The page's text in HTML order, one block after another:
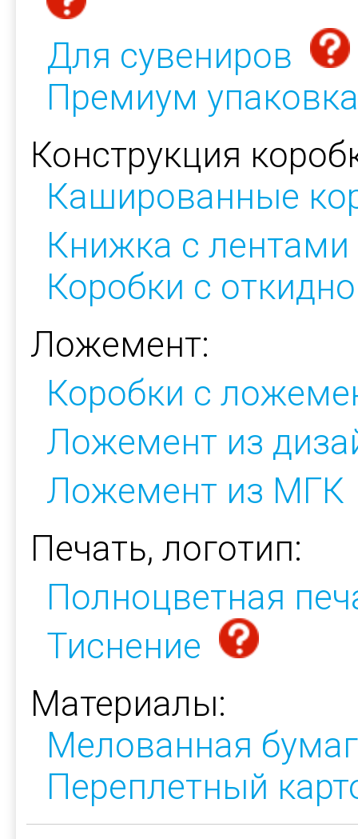
Для сувениров
Премиум упаковка
Конструкция
Кашированные
Книжка с лентами
Коробки с
Ложемент:
Коробки с
Ложемент из
Ложемент из МГК
Печать, логотип:
Полноцветная
Тиснение
Материалы:
Мелованная
Переплетный